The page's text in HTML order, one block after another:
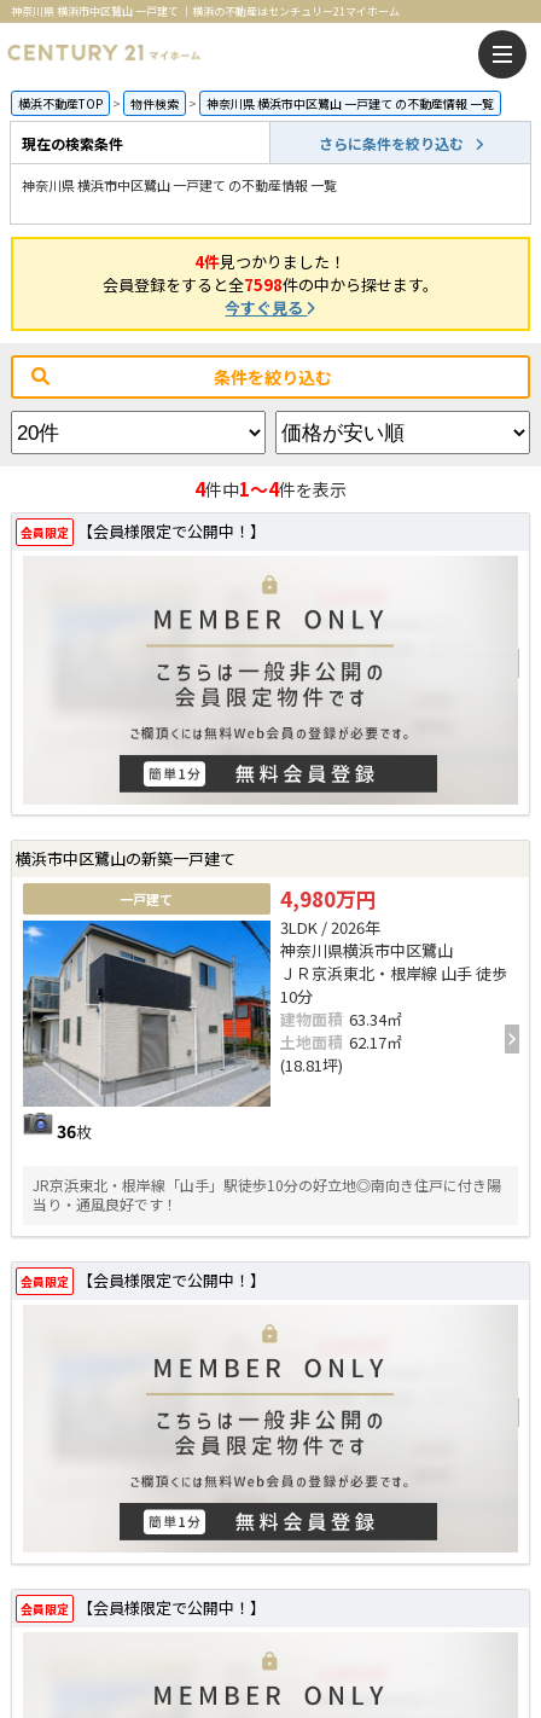
神奈川県 横浜市中区鷺山 一戸建て ｜横浜の不動産はセンチュリー21マイホーム
横浜不動産TOP 物件検索 神奈川県 横浜市中区鷺山 一戸建て の不動産情報 一覧
現在の検索条件 さらに条件を絞り込む
神奈川県 横浜市中区鷺山 一戸建て の不動産情報 一覧
4件見つかりました！
会員登録をすると全7598件の中から探せます。
今すぐ見る
条件を絞り込む
4件中1～4件を表示
会員限定 【会員様限定で公開中！】
横浜市中区鷺山の新築一戸建て
一戸建て
36枚
4,980万円
3LDK / 2026年
神奈川県横浜市中区鷺山
ＪＲ京浜東北・根岸線 山手 徒歩
10分
建物面積 63.34㎡
土地面積 62.17㎡
(18.81坪)
JR京浜東北・根岸線「山手」駅徒歩10分の好立地◎南向き住戸に付き陽
当り・通風良好です！
会員限定 【会員様限定で公開中！】
会員限定 【会員様限定で公開中！】